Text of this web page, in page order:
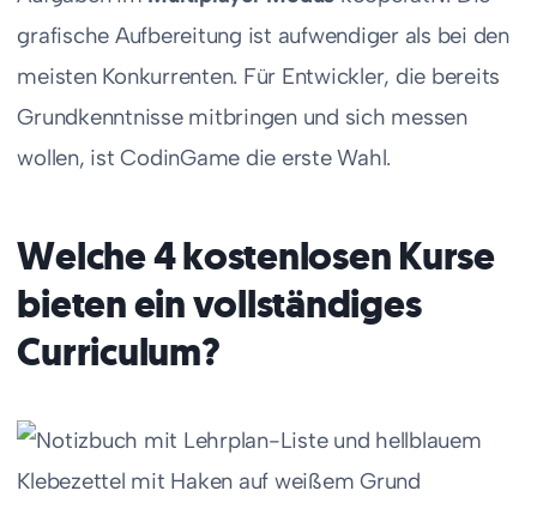
grafische Aufbereitung ist aufwendiger als bei den
meisten Konkurrenten. Für Entwickler, die bereits
Grundkenntnisse mitbringen und sich messen
wollen, ist CodinGame die erste Wahl.
Welche 4 kostenlosen Kurse
bieten ein vollständiges
Curriculum?